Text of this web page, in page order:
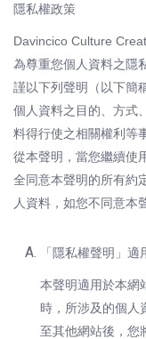
隱私權政策
Davincico Culture
為尊重您個人資料之隱
謹以下列聲明（以下簡
個人資料之目的、方式
料得行使之相關權利等
從本聲明，當您繼續使
全同意本聲明的所有約
人資料，如您不同意本
「隱私權聲明」適
本聲明適用於本網
時，所涉及的個人
至其他網站後，您